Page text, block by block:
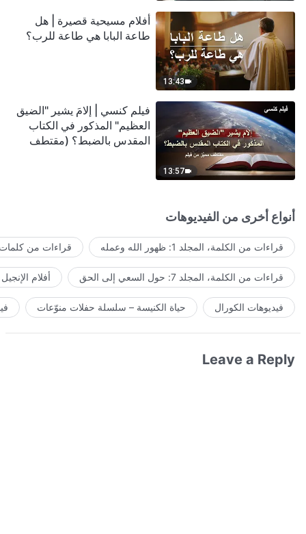
13:43
أفلام مسيحية قصيرة | هل
طاعة البابا هي طاعة للرب؟
13:57
فيلم كنسي | إلامَ يشير "الضيق
العظيم" المذكور في الكتاب
المقدس بالضبط؟ (مقتطف
أنواع أخرى من الفيديوهات
قراءات من الكلمة، المجلد 1: ظهور الله وعمله قراءات من كلمات
قراءات من الكلمة، المجلد 7: حول السعي إلى الحق أفلام الإنجيل
فيديوهات الكورال حياة الكنيسة – سلسلة حفلات منوّعات
Leave a Reply